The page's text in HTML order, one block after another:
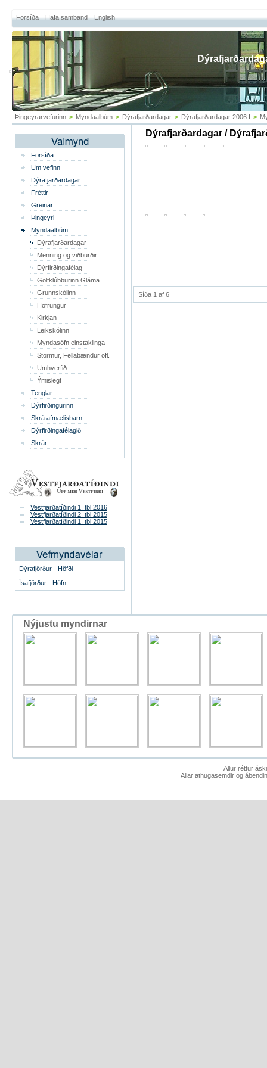
Forsíða Hafa samband English
Þingeyrarvefurinn > Myndaalbúm > Dýrafjarðardagar > Dýrafjarðardagar 2006 I >
Forsíða
Um vefinn
Dýrafjarðardagar
Fréttir
Greinar
Þingeyri
Myndaalbúm
Dýrafjarðardagar
Menning og viðburðir
Dýrfirðingafélag
Golfklúbburinn Gláma
Grunnskólinn
Höfrungur
Kirkjan
Leikskólinn
Myndasöfn einstaklinga
Stormur, Fellabændur ofl.
Umhverfið
Ýmislegt
Tenglar
Dýrfirðingurinn
Skrá afmælisbarn
Dýrfirðingafélagið
Skrár
Vestfjarðatíðindi 1. tbl 2016
Vestfjarðatíðindi 2. tbl 2015
Vestfjarðatíðindi 1. tbl 2015
Dýrafjörður - Höfði
Ísafjörður - Höfn
Dýrafjarðardagar /
Síða 1 af 6
Nýjustu myndirnar
Allur réttur
Allar athugasemdir og